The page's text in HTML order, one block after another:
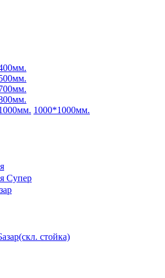
1000*1000мм.
Супер
стойка)